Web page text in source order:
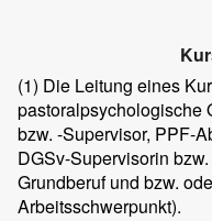
(1) Die Leitung eines
pastoralpsychologische
bzw. -Supervisor, PPF-
DGSv-Supervisorin
Grundberuf und bzw.
Arbeitsschwerpunkt).